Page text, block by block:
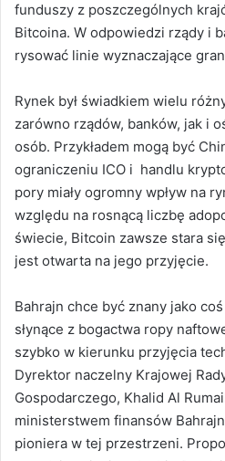
funduszy z poszczególnych
Bitcoina. W odpowiedzi rządy i
rysować linie wyznaczające
Rynek był świadkiem wielu
zarówno rządów, banków, jak i
osób. Przykładem mogą być
ograniczeniu ICO i handlu
pory miały ogromny wpływ na
względu na rosnącą liczbę
świecie, Bitcoin zawsze stara
jest otwarta na jego przyjęcie.
Bahrajn chce być znany jako
słynące z bogactwa ropy
szybko w kierunku przyjęcia
Dyrektor naczelny Krajowej
Gospodarczego, Khalid Al
ministerstwem finansów
pioniera w tej przestrzeni.